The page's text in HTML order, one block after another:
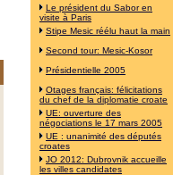
Le président du Sabor en
visite à Paris
Stipe Mesic réélu haut la main
Second tour: Mesic-Kosor
Présidentielle 2005
Otages français: félicitations
du chef de la diplomatie croate
UE: ouverture des
négociations le 17 mars 2005
UE : unanimité des députés
croates
JO 2012: Dubrovnik accueille
les villes candidates